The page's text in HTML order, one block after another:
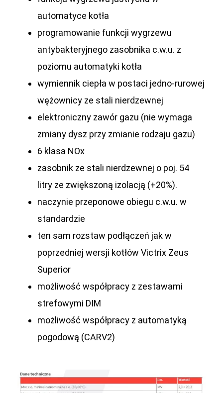
automatyce kotła
programowanie funkcji wygrzewu
antybakteryjnego zasobnika c.w.u. z
poziomu automatyki kotła
wymiennik ciepła w postaci jedno-rurowej
wężownicy ze stali nierdzewnej
elektroniczny zawór gazu (nie wymaga
zmiany dysz przy zmianie rodzaju gazu)
6 klasa NOx
zasobnik ze stali nierdzewnej o poj. 54
litry ze zwiększoną izolacją (+20%).
naczynie przeponowe obiegu c.w.u. w
standardzie
ten sam rozstaw podłączeń jak w
poprzedniej wersji kotłów Victrix Zeus
Superior
możliwość współpracy z zestawami
strefowymi DIM
możliwość współpracy z automatyką
pogodową (CARV2)